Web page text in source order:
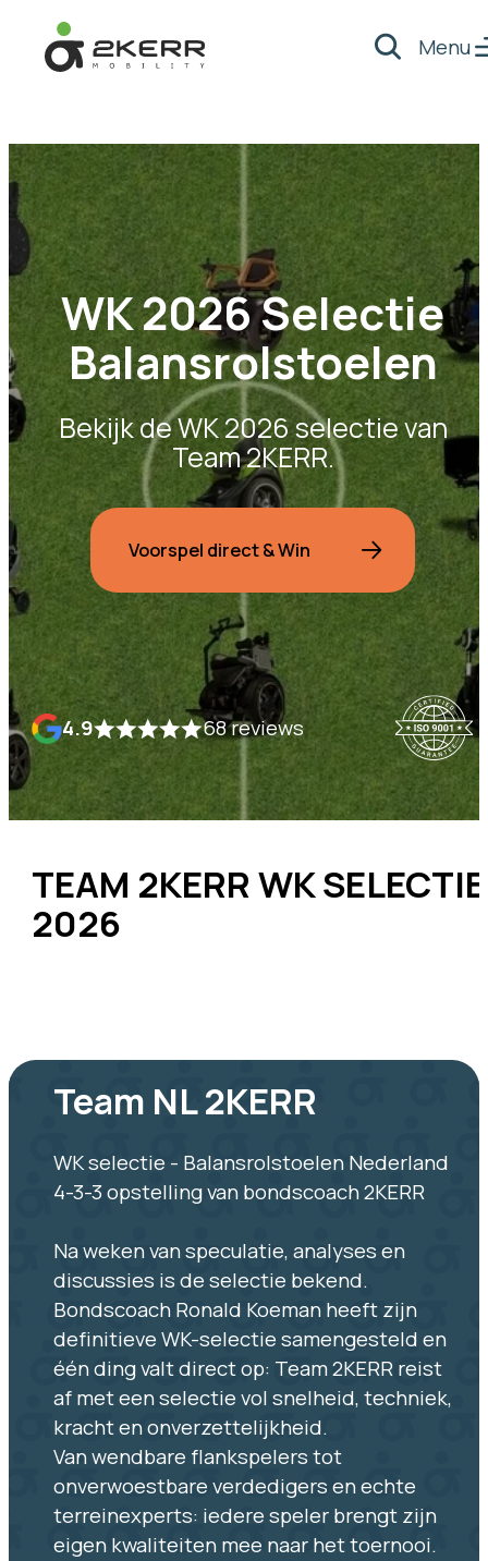
Zoeken
Menu
WK 2026 Selectie
Balansrolstoelen
Bekijk de WK 2026 selectie van
Team 2KERR.
Voorspel direct & Win
4.9 68 reviews
TEAM 2KERR WK SELECTIE
2026
Team NL 2KERR
WK selectie - Balansrolstoelen Nederland
4-3-3 opstelling van bondscoach 2KERR
Na weken van speculatie, analyses en
discussies is de selectie bekend.
Bondscoach Ronald Koeman heeft zijn
definitieve WK-selectie samengesteld en
één ding valt direct op: Team 2KERR reist
af met een selectie vol snelheid, techniek,
kracht en onverzettelijkheid.
Van wendbare flankspelers tot
onverwoestbare verdedigers en echte
terreinexperts: iedere speler brengt zijn
eigen kwaliteiten mee naar het toernooi.